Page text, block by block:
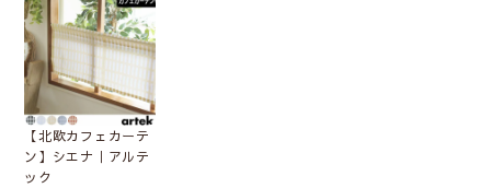
【北欧カフェカーテ
ン】シエナ｜アルテ
ック